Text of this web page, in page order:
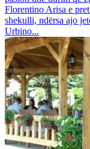
Florentino Arisa e
shekulli, ndërsa ajo
Urbino...